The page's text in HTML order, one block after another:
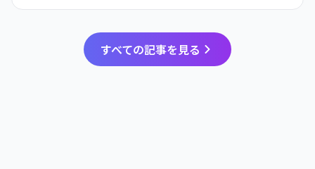
すべての記事を見る